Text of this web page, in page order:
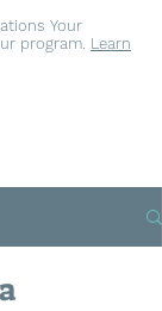
Your
program. Learn